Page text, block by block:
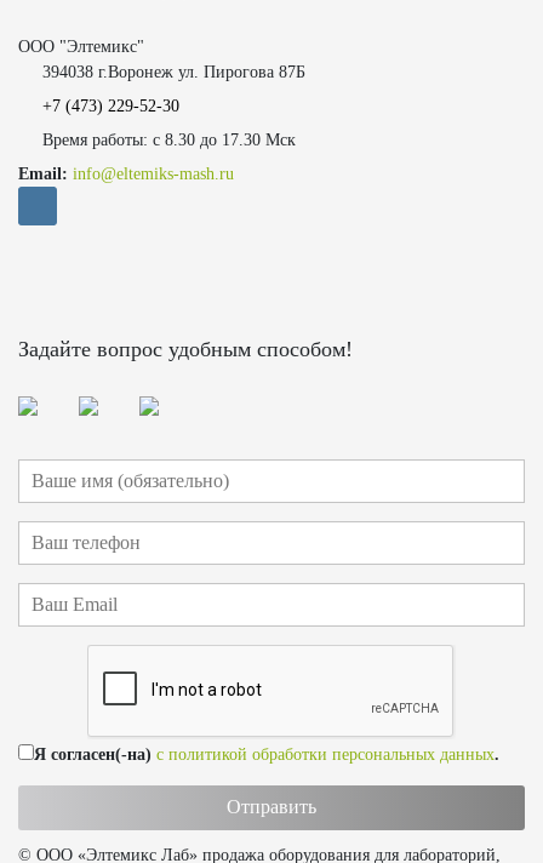
ООО "Элтемикс"
394038 г.Воронеж ул. Пирогова 87Б
+7 (473) 229-52-30
Время работы: с 8.30 до 17.30 Мск
Email: info@eltemiks-mash.ru
Задайте вопрос удобным способом!
Я согласен(-на) с политикой обработки персональных данных.
© ООО «Элтемикс Лаб» продажа оборудования для лабораторий,